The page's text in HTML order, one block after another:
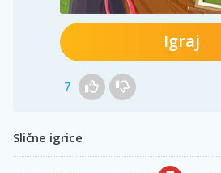
Igraj
7
Slične igrice